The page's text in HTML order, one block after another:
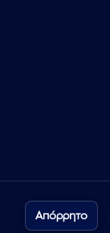
Απόρρητο